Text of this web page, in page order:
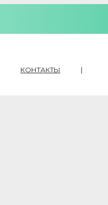
КОНТАКТЫ |